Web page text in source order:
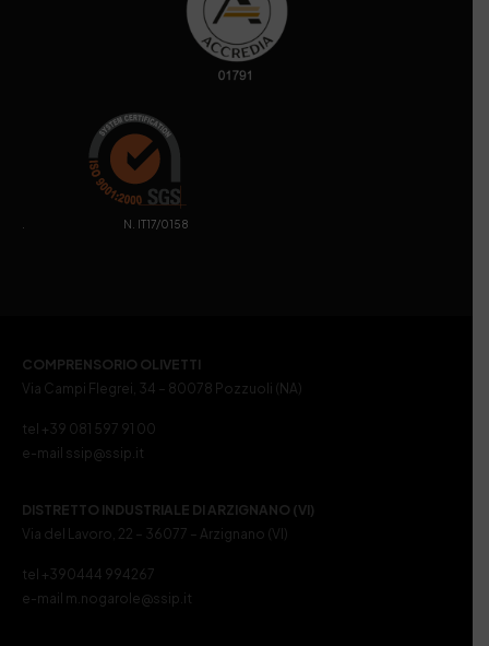
. N. IT17/0158
COMPRENSORIO OLIVETTI
Via Campi Flegrei, 34 – 80078 Pozzuoli (NA)
tel +39 081 597 91 00
e-mail ssip@ssip.it
DISTRETTO INDUSTRIALE DI ARZIGNANO (VI)
Via del Lavoro, 22 – 36077 – Arzignano (VI)
tel +390444 994267
e-mail m.nogarole@ssip.it